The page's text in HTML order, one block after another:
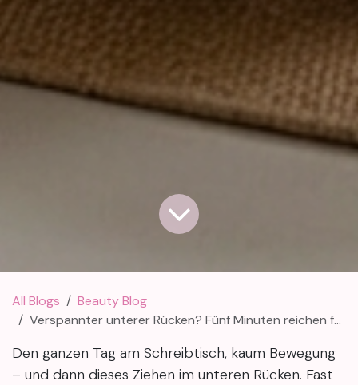
All Blogs
Beauty Blog
Verspannter unterer Rücken? Fünf Minuten reichen für spürbare Entlastung
Den ganzen Tag am Schreibtisch, kaum Bewegung
– und dann dieses Ziehen im unteren Rücken. Fast